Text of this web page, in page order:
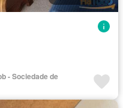
- Sociedade de